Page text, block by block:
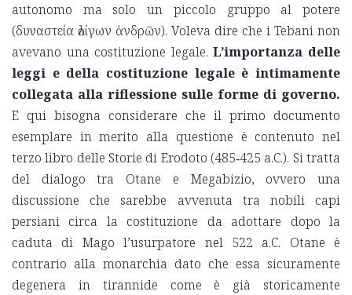
autonomo ma solo un piccolo gruppo al potere
(δυναστεία ὀλίγων ἀνδρῶν). Voleva dire che i Tebani non
avevano una costituzione legale.L’importanza delle
leggi e della costituzione legale è intimamente
collegata alla riflessione sulle forme di governo.
E qui bisogna considerare che il primo documento
esemplare in merito alla questione è contenuto nel
terzo libro delle Storie di Erodoto (485‑425 a.C.). Si tratta
del dialogo tra Otane e Megabizio, ovvero una
discussione che sarebbe avvenuta tra nobili capi
persiani circa la costituzione da adottare dopo la
caduta di Mago l’usurpatore nel 522 a.C. Otane è
contrario alla monarchia dato che essa sicuramente
degenera in tirannide come è già storicamente